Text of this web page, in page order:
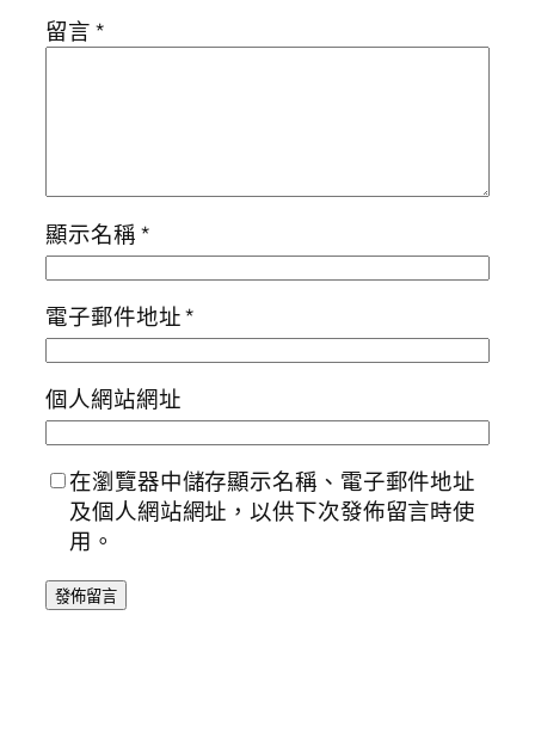
留言*
顯示名稱*
電子郵件地址*
個人網站網址
在瀏覽器中儲存顯示名稱、電子郵件地址
及個人網站網址，以供下次發佈留言時使
用。